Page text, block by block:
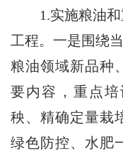
1.实施粮油
工程。一是围绕
粮油领域新品种
要内容，重点
秧、精确定量栽
绿色防控、水肥